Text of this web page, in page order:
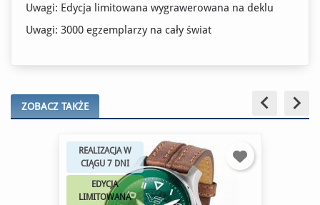
Uwagi: Edycja limitowana wygrawerowana na deklu
Uwagi: 3000 egzemplarzy na cały świat
ZOBACZ TAKŻE keyboard_arrow_left
REALIZACJA W
CIĄGU 7 DNI
EDYCJA
LIMITOWANA
keyboard_arrow_right